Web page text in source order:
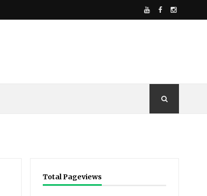
Total Pageviews